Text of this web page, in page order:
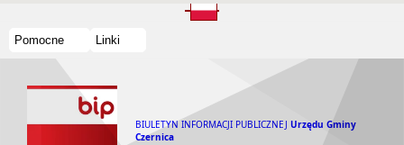
Pomocne Linki
BIULETYN INFORMACJI PUBLICZNEJ Urzędu Gminy
Czernica